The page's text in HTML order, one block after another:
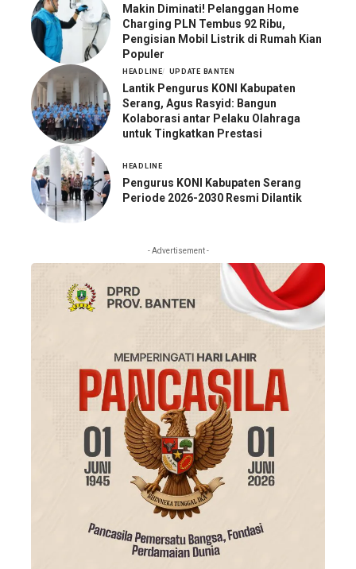
Makin Diminati! Pelanggan Home
Charging PLN Tembus 92 Ribu,
Pengisian Mobil Listrik di Rumah Kian
Populer
HEADLINE UPDATE BANTEN
Lantik Pengurus KONI Kabupaten
Serang, Agus Rasyid: Bangun
Kolaborasi antar Pelaku Olahraga
untuk Tingkatkan Prestasi
HEADLINE
Pengurus KONI Kabupaten Serang
Periode 2026-2030 Resmi Dilantik
- Advertisement -